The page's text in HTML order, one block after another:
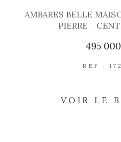
AMBARES BELLE
PIERRE -
495
REF :
VOIR LE